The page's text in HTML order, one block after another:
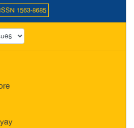
ISSN 1563-8685